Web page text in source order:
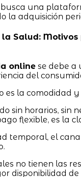
una
la adquisición
la Salud:
online se debe a
del
es la comodidad y
sin horarios, sin
flexible, es la
temporal, el
no tienen las
disponibilidad